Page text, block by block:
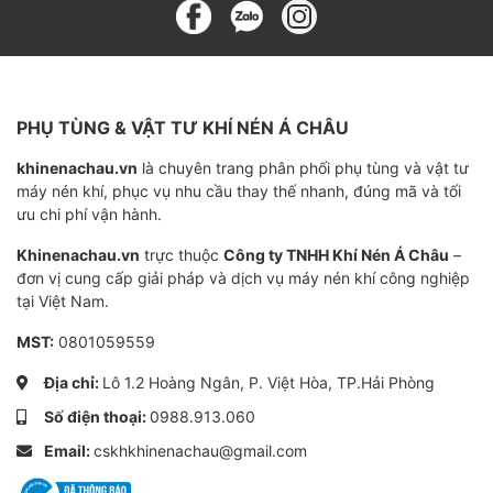
Hợp kim nhôm, thép không gỉ
PHỤ TÙNG & VẬT TƯ KHÍ NÉN Á CHÂU
khinenachau.vn là chuyên trang phân phối phụ tùng và vật tư
máy nén khí, phục vụ nhu cầu thay thế nhanh, đúng mã và tối
ưu chi phí vận hành.
Khinenachau.vn trực thuộc Công ty TNHH Khí Nén Á Châu –
đơn vị cung cấp giải pháp và dịch vụ máy nén khí công nghiệp
tại Việt Nam.
MST: 0801059559
Địa chỉ: Lô 1.2 Hoàng Ngân, P. Việt Hòa, TP.Hải Phòng
Số điện thoại:0988.913.060
Email:cskhkhinenachau@gmail.com